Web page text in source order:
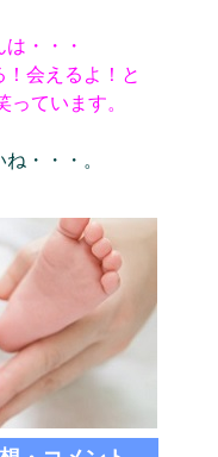
・・・
会えるよ！と
っています。
・・・。